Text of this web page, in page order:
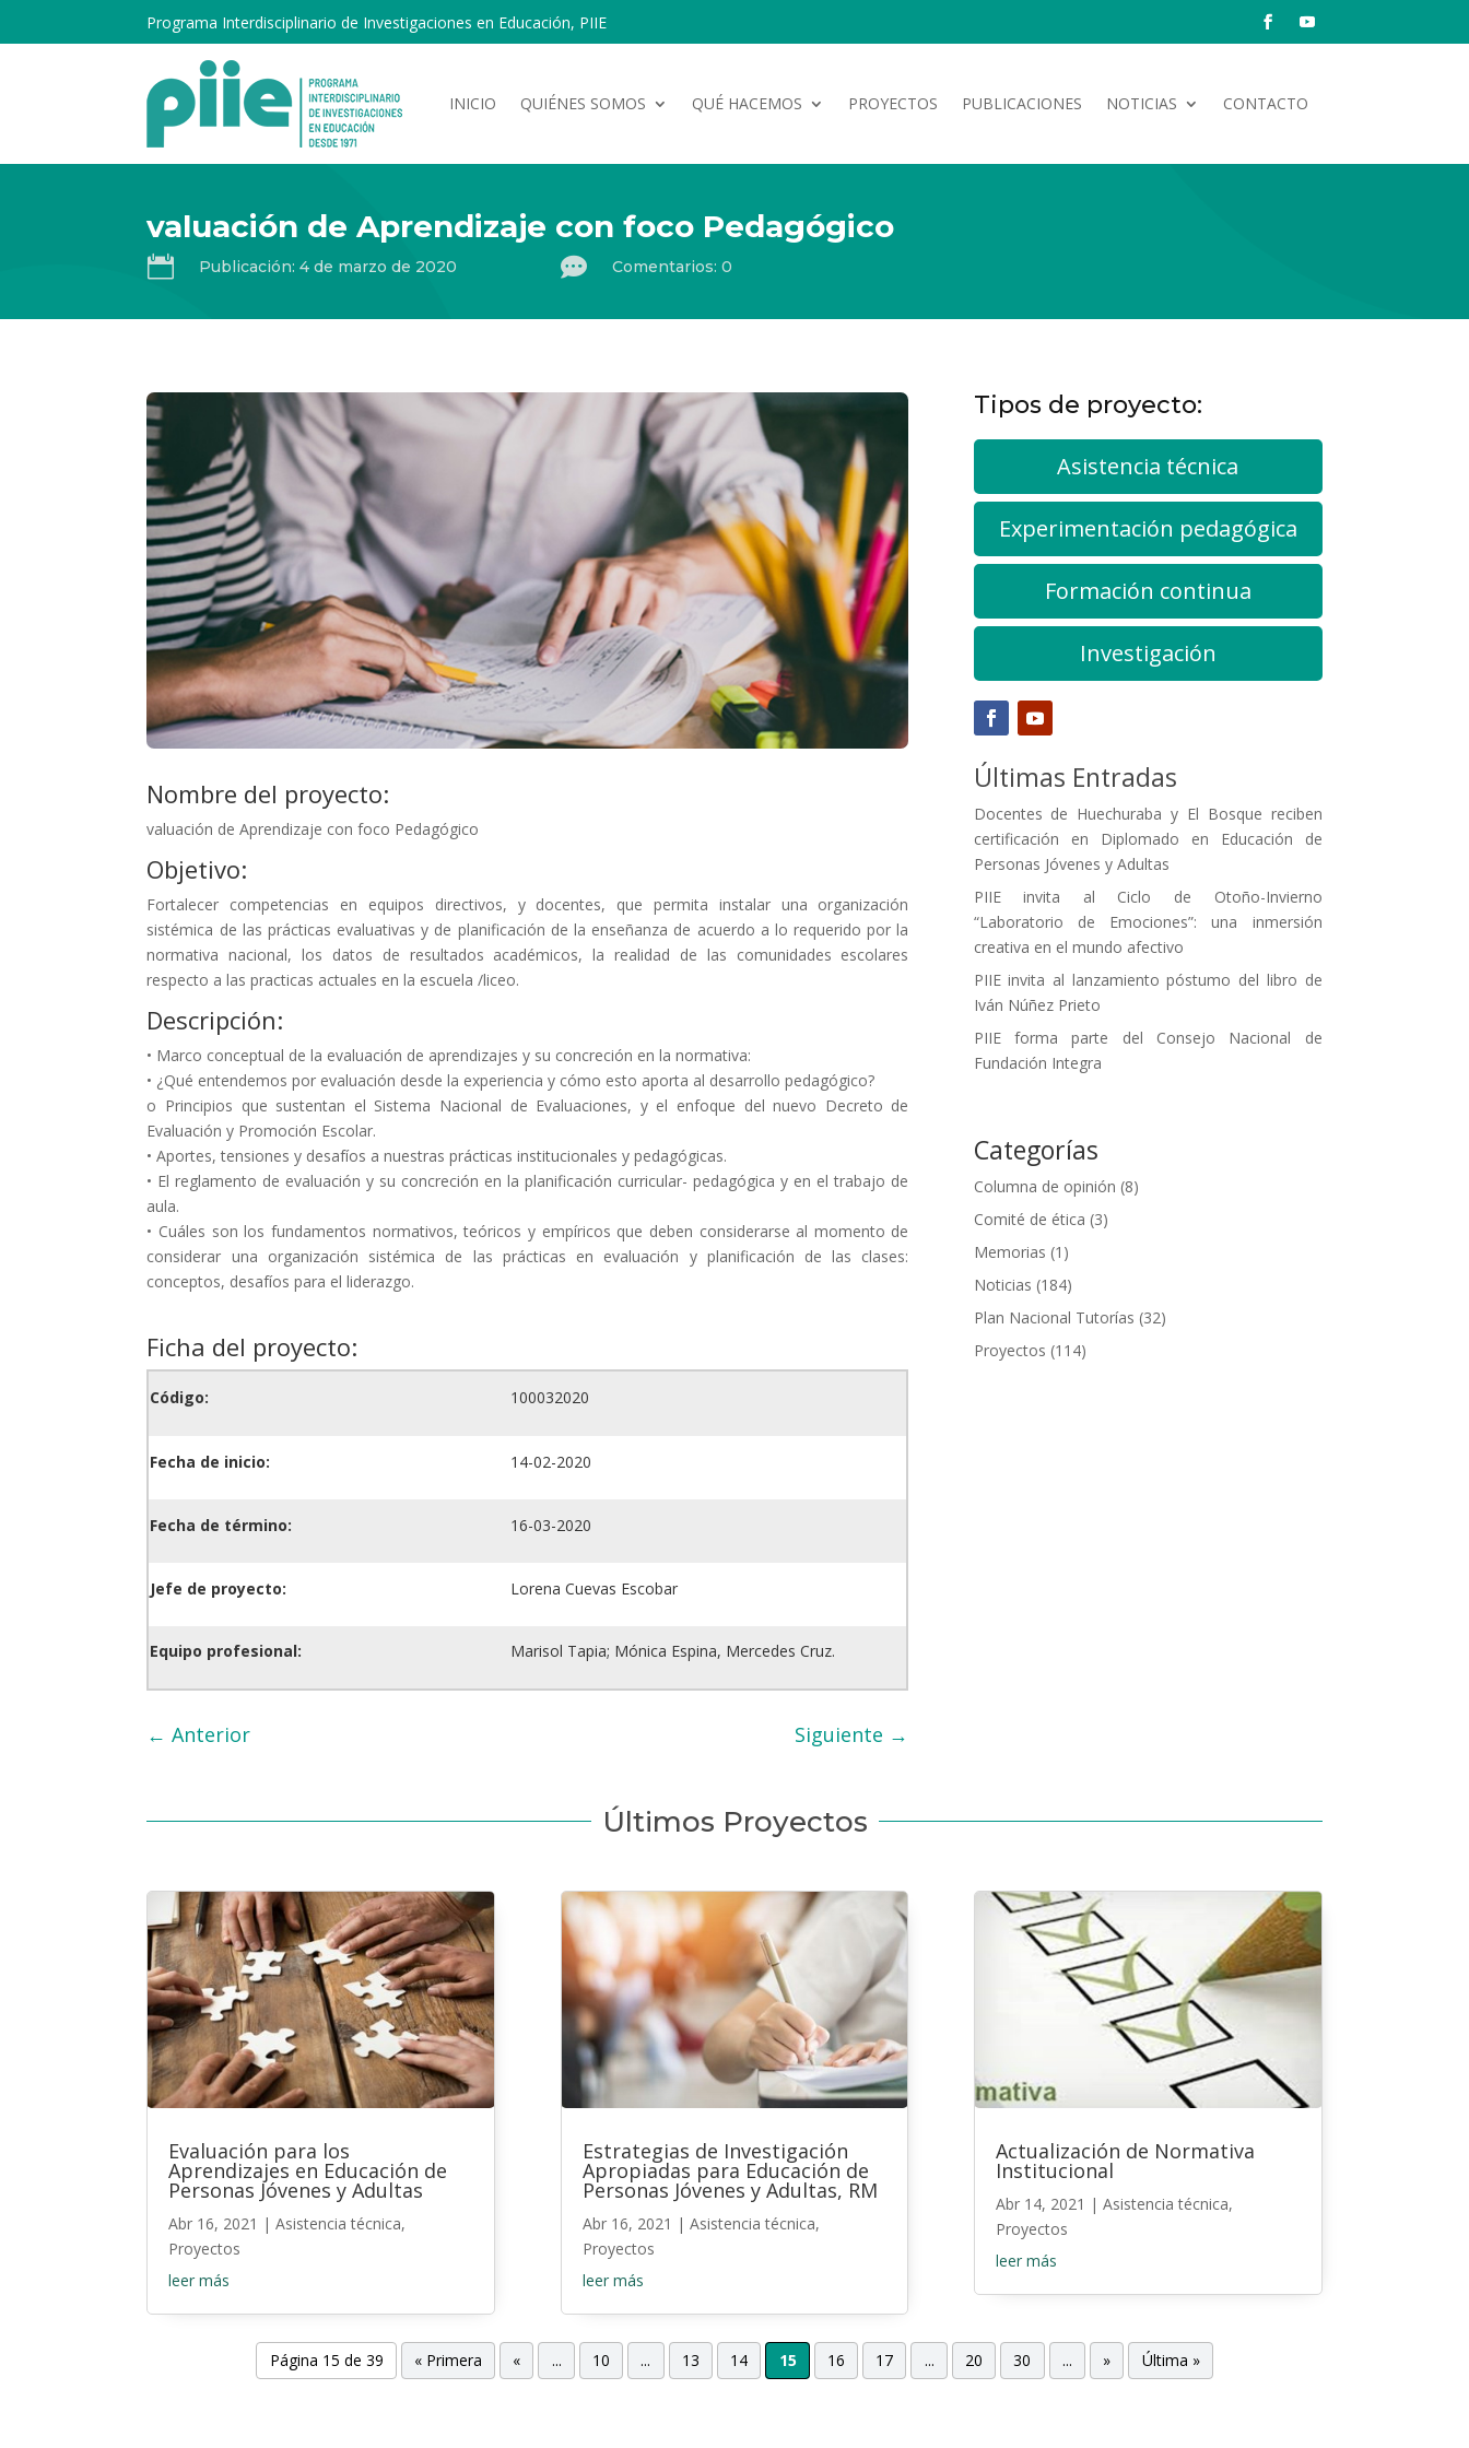
Programa Interdisciplinario de Investigaciones en Educación, PIIE
INICIO QUIÉNES SOMOS QUÉ HACEMOS PROYECTOS PUBLICACIONES NOTICIAS CONTACTO
valuación de Aprendizaje con foco Pedagógico
 Publicación: 4 de marzo de 2020  Comentarios: 0
Nombre del proyecto:
valuación de Aprendizaje con foco Pedagógico
Objetivo:
Fortalecer competencias en equipos directivos, y docentes, que permita instalar una organización
sistémica de las prácticas evaluativas y de planificación de la enseñanza de acuerdo a lo requerido por la
normativa nacional, los datos de resultados académicos, la realidad de las comunidades escolares
respecto a las practicas actuales en la escuela /liceo.
Descripción:
• Marco conceptual de la evaluación de aprendizajes y su concreción en la normativa:
• ¿Qué entendemos por evaluación desde la experiencia y cómo esto aporta al desarrollo pedagógico?
o Principios que sustentan el Sistema Nacional de Evaluaciones, y el enfoque del nuevo Decreto de
Evaluación y Promoción Escolar.
• Aportes, tensiones y desafíos a nuestras prácticas institucionales y pedagógicas.
• El reglamento de evaluación y su concreción en la planificación curricular- pedagógica y en el trabajo de
aula.
• Cuáles son los fundamentos normativos, teóricos y empíricos que deben considerarse al momento de
considerar una organización sistémica de las prácticas en evaluación y planificación de las clases:
conceptos, desafíos para el liderazgo.
Ficha del proyecto:
Código: 100032020
Fecha de inicio: 14-02-2020
Fecha de término: 16-03-2020
Jefe de proyecto: Lorena Cuevas Escobar
Equipo profesional: Marisol Tapia; Mónica Espina, Mercedes Cruz.
←Anterior Siguiente →
Tipos de proyecto:
Asistencia técnica
Experimentación pedagógica
Formación continua
Investigación
Últimas Entradas
Docentes de Huechuraba y El Bosque reciben
certificación en Diplomado en Educación de
Personas Jóvenes y Adultas
PIIE invita al Ciclo de Otoño-Invierno
“Laboratorio de Emociones”: una inmersión
creativa en el mundo afectivo
PIIE invita al lanzamiento póstumo del libro de
Iván Núñez Prieto
PIIE forma parte del Consejo Nacional de
Fundación Integra
Categorías
Columna de opinión (8)
Comité de ética (3)
Memorias (1)
Noticias (184)
Plan Nacional Tutorías (32)
Proyectos (114)
Últimos Proyectos
Evaluación para los
Aprendizajes en Educación de
Personas Jóvenes y Adultas
Abr 16, 2021 |Asistencia técnica,
Proyectos
leer más
Estrategias de Investigación
Apropiadas para Educación de
Personas Jóvenes y Adultas, RM
Abr 16, 2021 | Asistencia técnica,
Proyectos
leer más
Actualización de Normativa
Institucional
Abr 14, 2021 | Asistencia técnica,
Proyectos
leer más
Página 15 de 39 « Primera « ... 10 ... 13 14 15 16 17 ... 20 30 ... » Última »